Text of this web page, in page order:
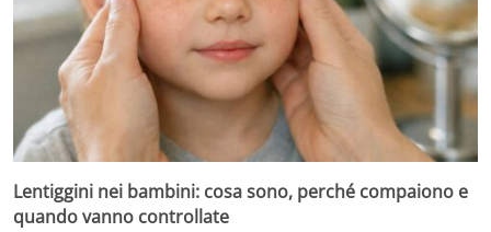
Lentiggini nei bambini: cosa sono, perché compaiono e
quando vanno controllate